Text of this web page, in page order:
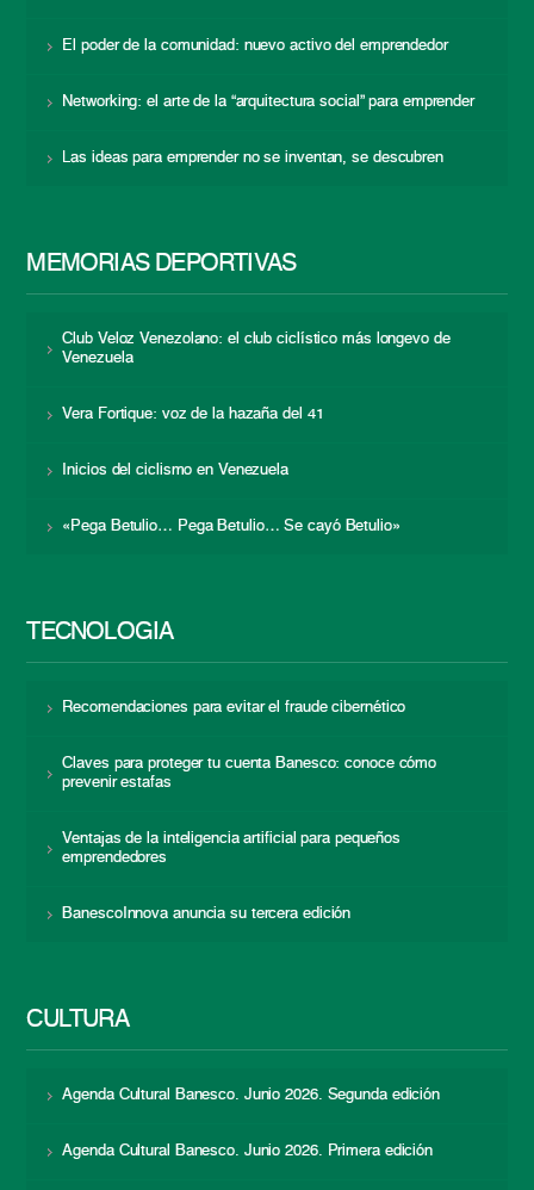
El poder de la comunidad: nuevo activo del emprendedor
Networking: el arte de la “arquitectura social” para emprender
Las ideas para emprender no se inventan, se descubren
MEMORIAS DEPORTIVAS
Club Veloz Venezolano: el club ciclístico más longevo de
Venezuela
Vera Fortique: voz de la hazaña del 41
Inicios del ciclismo en Venezuela
«Pega Betulio… Pega Betulio… Se cayó Betulio»
TECNOLOGÍA
Recomendaciones para evitar el fraude cibernético
Claves para proteger tu cuenta Banesco: conoce cómo
prevenir estafas
Ventajas de la inteligencia artificial para pequeños
emprendedores
BanescoInnova anuncia su tercera edición
CULTURA
Agenda Cultural Banesco. Junio 2026. Segunda edición
Agenda Cultural Banesco. Junio 2026. Primera edición